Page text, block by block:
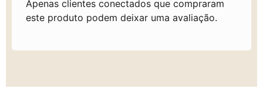
Apenas clientes conectados que compraram
este produto podem deixar uma avaliação.